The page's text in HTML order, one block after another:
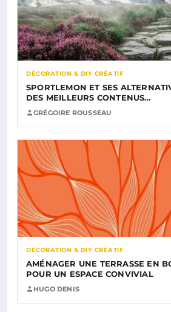
DÉCORATION & DIY CRÉATIF
SPORTLEMON ET SES
DES MEILLEURS CONTENUS…
GRÉGOIRE ROUSSEAU
DÉCORATION & DIY CRÉATIF
AMÉNAGER UNE TERRASSE EN
POUR UN ESPACE CONVIVIAL
HUGO DENIS